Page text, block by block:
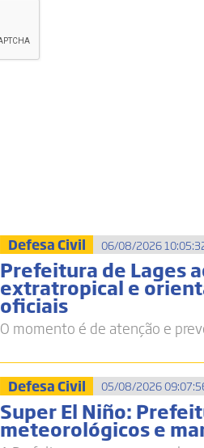
Defesa Civil 06/08/2026
Prefeitura de Lages
extratropical e
oficiais
O momento é de atenção e
Defesa Civil 05/08/2026
Super El Niño:
meteorológicos e